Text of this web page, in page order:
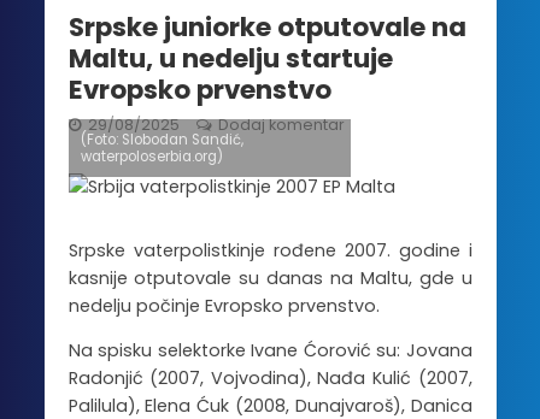
Srpske juniorke otputovale na
Maltu, u nedelju startuje
Evropsko prvenstvo
29/08/2025 Dodaj komentar
(Foto: Slobodan Sandić,
waterpoloserbia.org)
Srpske vaterpolistkinje rođene 2007. godine i
kasnije otputovale su danas na Maltu, gde u
nedelju počinje Evropsko prvenstvo.
Na spisku selektorke Ivane Ćorović su: Jovana
Radonjić (2007, Vojvodina), Nađa Kulić (2007,
Palilula), Elena Ćuk (2008, Dunajvaroš), Danica